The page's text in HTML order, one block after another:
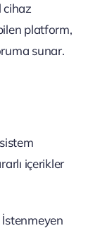
cihaz
platform,
sunar.
içerikler
İstenmeyen